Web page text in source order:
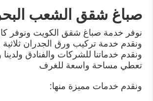
صباغ شقق الشعب
نوفر خدمة صباغ شقق الكويت ونوفر
ونقدم خدمة تركيب ورق الجدران ثلاثية
ونقدم خدماتنا للشركات والفنادق
تعطي مساحة واسعة للغرف
ونقدم خدمات مميزة منها: